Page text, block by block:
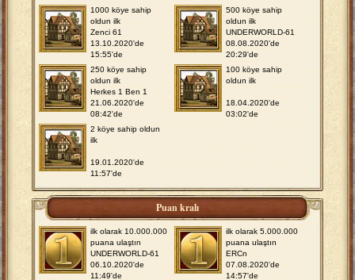
1000 köye sahip
oldun ilk
Zenci 61
13.10.2020'de
15:55'de
500 köye sahip
oldun ilk
UNDERWORLD-61
08.08.2020'de
20:29'de
250 köye sahip
oldun ilk
Herkes 1 Ben 1
21.06.2020'de
08:42'de
100 köye sahip
oldun ilk
18.04.2020'de
03:02'de
2 köye sahip oldun
ilk
19.01.2020'de
11:57'de
Puan kralı
ilk olarak 10.000.000
puana ulaştın
UNDERWORLD-61
06.10.2020'de
11:49'de
ilk olarak 5.000.000
puana ulaştın
ERCn
07.08.2020'de
14:57'de